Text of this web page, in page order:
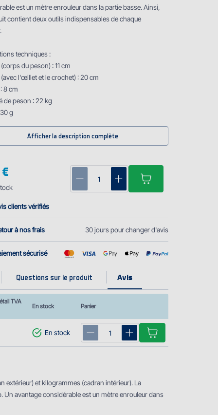
est un mètre enrouleur dans la partie basse. Ainsi,
contient deux outils indispensables de chaque
techniques :
du peson) : 11 cm
(avec l'œillet et le crochet) : 20 cm
8 cm
de peson : 22 kg
g
Afficher la description complète
clients vérifiés
à nos frais 30 jours pour changer d'avis
sécurisé
Questions sur le produit
TVA
En stock Panier
En stock
extérieur) et kilogrammes (cadran intérieur). La
avantage considérable est un mètre enrouleur dans